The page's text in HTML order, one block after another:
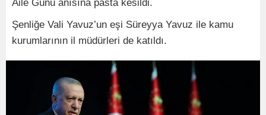
Aile Günü anısına pasta kesildi.
Şenliğe Vali Yavuz’un eşi Süreyya Yavuz ile kamu
kurumlarının il müdürleri de katıldı.